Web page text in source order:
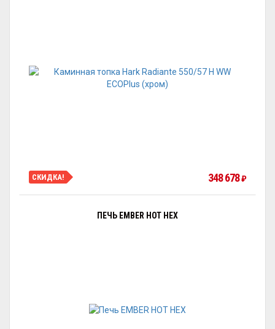
СКИДКА! 348 678₽
ПЕЧЬ EMBER HOT HEX